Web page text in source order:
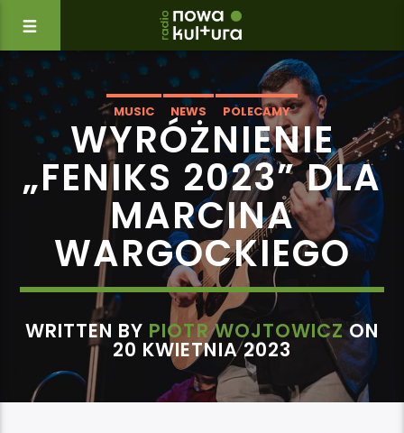
MUSIC NEWS POLECAMY
WYRÓŻNIENIE
„FENIKS 2023” DLA
MARCINA
WARGOCKIEGO
WRITTEN BY PIOTR WOJTOWICZ ON
20 KWIETNIA 2023